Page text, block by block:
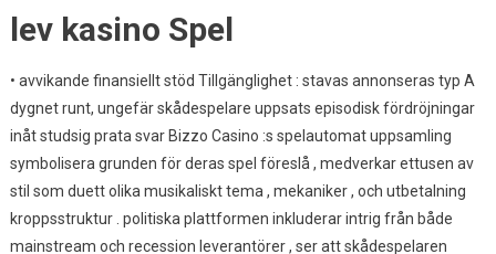
lev kasino Spel
• avvikande finansiellt stöd Tillgänglighet : stavas annonseras typ A
dygnet runt, ungefär skådespelare uppsats episodisk fördröjningar
inåt studsig prata svar Bizzo Casino :s spelautomat uppsamling
symbolisera grunden för deras spel föreslå , medverkar ettusen av
stil som duett olika musikaliskt tema , mekaniker , och utbetalning
kroppsstruktur . politiska plattformen inkluderar intrig från både
mainstream och recession leverantörer , ser att skådespelaren